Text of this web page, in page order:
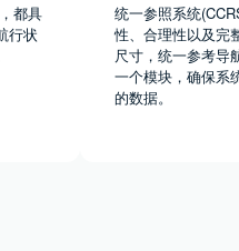
都具
行状
统一参照系统
性、合理性以及完
尺寸，统一参考导
一个模块，确保系
的数据。